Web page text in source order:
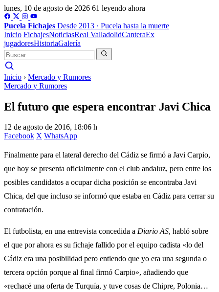
lunes, 10 de agosto de 2026 61 leyendo ahora
Pucela Fichajes Desde 2013 · Pucela hasta la muerte
Inicio FichajesNoticiasReal ValladolidCanteraEx
jugadoresHistoriaGalería
Inicio › Mercado y Rumores
Mercado y Rumores
El futuro que espera encontrar Javi Chica
12 de agosto de 2016, 18:06 h
Facebook X WhatsApp
Finalmente para el lateral derecho del Cádiz se firmó a Javi Carpio,
que hoy se presenta oficialmente con el club andaluz, pero entre los
posibles candidatos a ocupar dicha posición se encontraba Javi
Chica, del que incluso se informó que estaba en Cádiz para cerrar su
contratación.
El futbolista, en una entrevista concedida a Diario AS, habló sobre
el que por ahora es su fichaje fallido por el equipo cadista «lo del
Cádiz era una posibilidad pero entiendo que yo era una segunda o
tercera opción porque al final firmó Carpio», añadiendo que
«rechacé una oferta de Turquía, y tuve cosas de Chipre, Polonia…